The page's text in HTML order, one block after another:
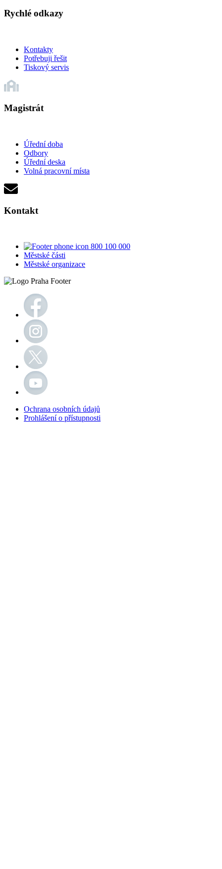
Rychlé odkazy
Kontakty
Potřebuji řešit
Tiskový servis
Magistrát
Úřední doba
Odbory
Úřední deska
Volná pracovní místa
Kontakt
800 100 000
Městské části
Městské organizace
Ochrana osobních údajů
Prohlášení o přístupnosti